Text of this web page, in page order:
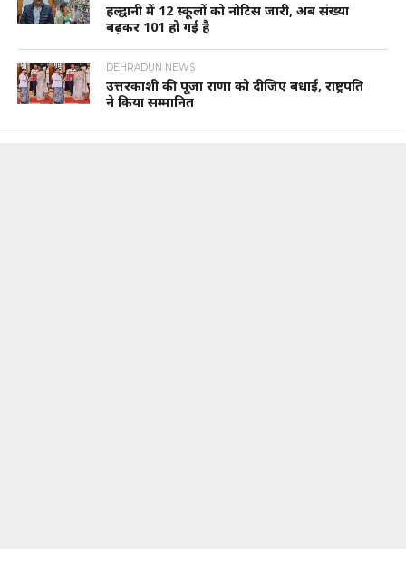
हल्द्वानी में 12 स्कूलों को नोटिस जारी, अब संख्या
बढ़कर 101 हो गई है
DEHRADUN NEWS
उत्तरकाशी की पूजा राणा को दीजिए बधाई, राष्ट्रपति
ने किया सम्मानित